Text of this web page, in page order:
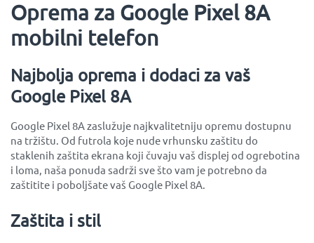
Oprema za Google Pixel 8A
mobilni telefon
Najbolja oprema i dodaci za vaš
Google Pixel 8A
Google Pixel 8A zaslužuje najkvalitetniju opremu dostupnu
na tržištu. Od futrola koje nude vrhunsku zaštitu do
staklenih zaštita ekrana koji čuvaju vaš displej od ogrebotina
i loma, naša ponuda sadrži sve što vam je potrebno da
zaštitite i poboljšate vaš Google Pixel 8A.
Zaštita i stil